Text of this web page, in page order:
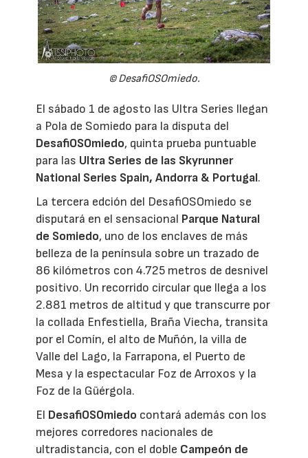
© DesafiOSOmiedo.
El sábado 1 de agosto las Ultra Series llegan
a Pola de Somiedo para la disputa del
DesafiOSOmiedo, quinta prueba puntuable
para las Ultra Series de las Skyrunner
National Series Spain, Andorra & Portugal.
La tercera edción del DesafiOSOmiedo se
disputará en el sensacional Parque Natural
de Somiedo, uno de los enclaves de más
belleza de la península sobre un trazado de
86 kilómetros con 4.725 metros de desnivel
positivo. Un recorrido circular que llega a los
2.881 metros de altitud y que transcurre por
la collada Enfestiella, Braña Viecha, transita
por el Comín, el alto de Muñón, la villa de
Valle del Lago, la Farrapona, el Puerto de
Mesa y la espectacular Foz de Arroxos y la
Foz de la Güérgola.
El DesafiOSOmiedo contará además con los
mejores corredores nacionales de
ultradistancia, con el doble Campeón de